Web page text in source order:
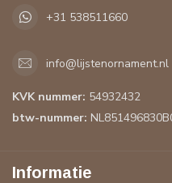
+31 538511660
info@lijstenornament.nl
KVK nummer: 54932432
btw-nummer:
Informatie